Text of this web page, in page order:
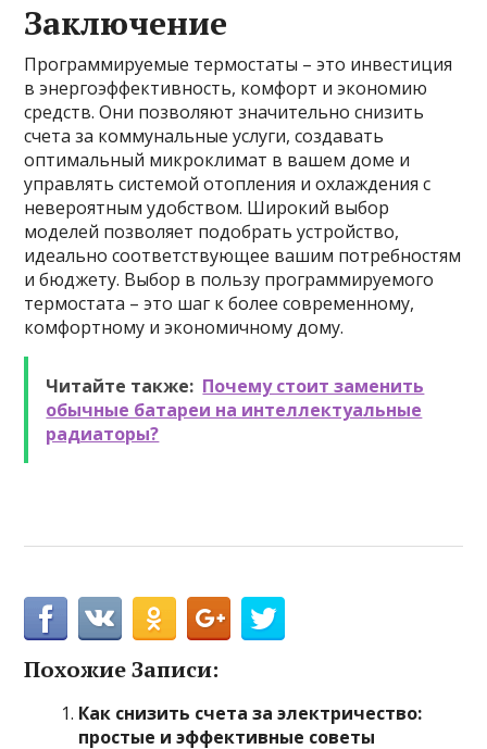
Заключение
Программируемые термостаты – это инвестиция
в энергоэффективность, комфорт и экономию
средств. Они позволяют значительно снизить
счета за коммунальные услуги, создавать
оптимальный микроклимат в вашем доме и
управлять системой отопления и охлаждения с
невероятным удобством. Широкий выбор
моделей позволяет подобрать устройство,
идеально соответствующее вашим потребностям
и бюджету. Выбор в пользу программируемого
термостата – это шаг к более современному,
комфортному и экономичному дому.
Читайте также: Почему стоит заменить
обычные батареи на интеллектуальные
радиаторы?
Похожие Записи:
Как снизить счета за электричество:
простые и эффективные советы